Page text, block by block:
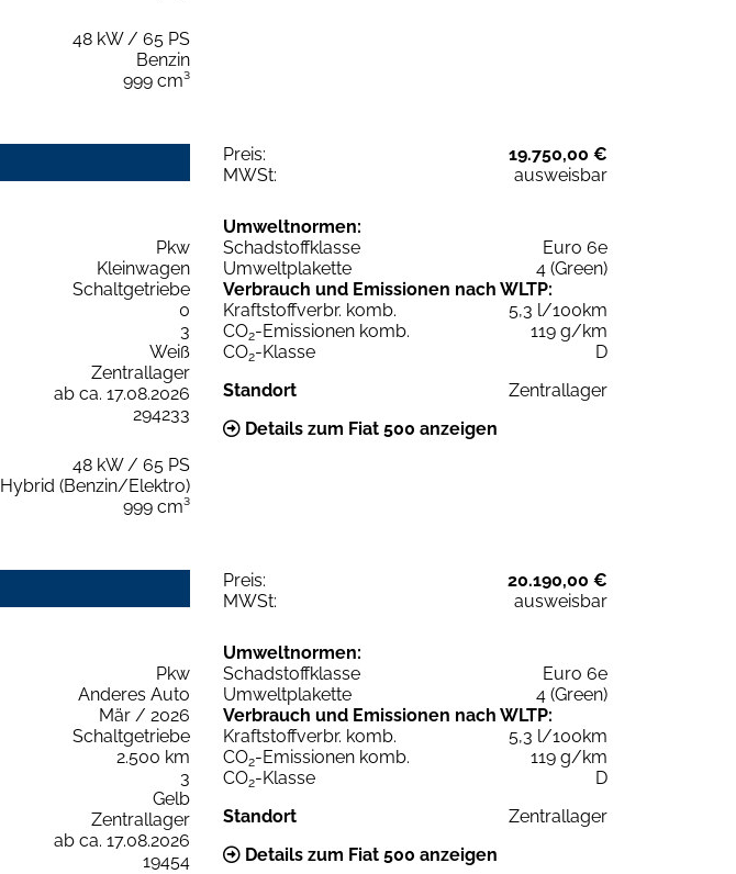
48 kW / 65 PS
Benzin
999 cm³
Preis:
19.750,00 €
MWSt:
ausweisbar
Pkw
Kleinwagen
Schaltgetriebe
0
3
Weiß
Zentrallager
ab ca. 17.08.2026
294233
48 kW / 65 PS
Hybrid (Benzin/Elektro)
999 cm³
Umweltnormen:
Schadstoffklasse
Euro 6e
Umweltplakette
4 (Green)
Verbrauch und Emissionen nach WLTP:
Kraftstoffverbr. komb.
5,3 l/100km
CO2-Emissionen komb.
119 g/km
CO2-Klasse
D
Standort
Zentrallager
Details zum Fiat 500 anzeigen
Preis:
20.190,00 €
MWSt:
ausweisbar
Pkw
Anderes Auto
Mär / 2026
Schaltgetriebe
2.500 km
3
Gelb
Zentrallager
ab ca. 17.08.2026
19454
Umweltnormen:
Schadstoffklasse
Euro 6e
Umweltplakette
4 (Green)
Verbrauch und Emissionen nach WLTP:
Kraftstoffverbr. komb.
5,3 l/100km
CO2-Emissionen komb.
119 g/km
CO2-Klasse
D
Standort
Zentrallager
Details zum Fiat 500 anzeigen